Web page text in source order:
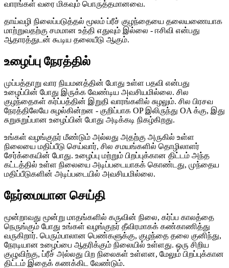
வாரங்கள் வரை மிகவும் பொருத்தமானவை.
தாய்வழி நிலைப்படுத்தல் மூலம் ப்ரீச் குழந்தையை தலையணையாக
மாற்றுவதற்கு சமமான உத்தி எதுவும் இல்லை - ஈசிவி என்பது
ஆதாரத்துடன் கூடிய தலையீடு ஆகும்.
உழைப்பு நேரத்தில்
முப்பத்தாறு வார நியமனத்தின் போது உள்ள பதவி என்பது
உழைப்பின் போது இருக்க வேண்டிய அவசியமில்லை. சில
குழந்தைகள் கர்ப்பத்தின் இறுதி வாரங்களில் சுழலும். சில பிரசவ
நேரத்திலேயே சுழல்கின்றன - குறிப்பாக OP இலிருந்து OA க்கு, இது
சுறுசுறுப்பான உழைப்பின் போது அடிக்கடி நிகழ்கிறது.
உங்கள் வழங்குநர் மீண்டும் அல்லது அதற்கு அருகில் உள்ள
நிலையை மதிப்பீடு செய்வார், சில சமயங்களில் தொழிலாளர்
சேர்க்கையின் போது. உழைப்பு மற்றும் பிறப்புக்கான திட்டம் அந்த
கட்டத்தில் உள்ள நிலையை அடிப்படையாகக் கொண்டது, முந்தைய
மதிப்பீடுகளின் அடிப்படையில் அவசியமில்லை.
நேர்மையான செய்தி
மூன்றாவது மூன்று மாதங்களில் கருவின் நிலை, கர்ப்ப காலத்தை
நெருங்கும் போது உங்கள் வழங்குநர் தீவிரமாகக் கண்காணித்து
வருகிறார். பெரும்பாலான பெண்களுக்கு, குழந்தை தலை குனிந்து,
நேரடியான உழைப்பை ஆதரிக்கும் நிலையில் உள்ளது. ஒரு சிறிய
குழுவிற்கு, ப்ரீச் அல்லது பிற நிலைகள் உள்ளன, மேலும் பிறப்புக்கான
திட்டம் இதைக் கணக்கிட வேண்டும்.